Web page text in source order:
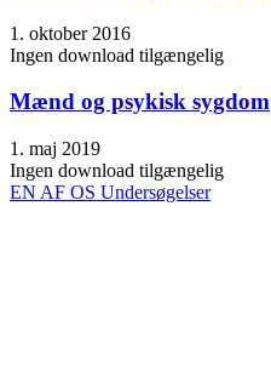
1. oktober 2016
Ingen download tilgængelig
Mænd og psykisk sygdom
1. maj 2019
Ingen download tilgængelig
EN AF OS Undersøgelser